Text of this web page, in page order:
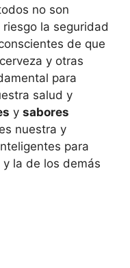
no son
la seguridad
de que
y otras
para
salud y
y sabores
nuestra y
para
la de los demás